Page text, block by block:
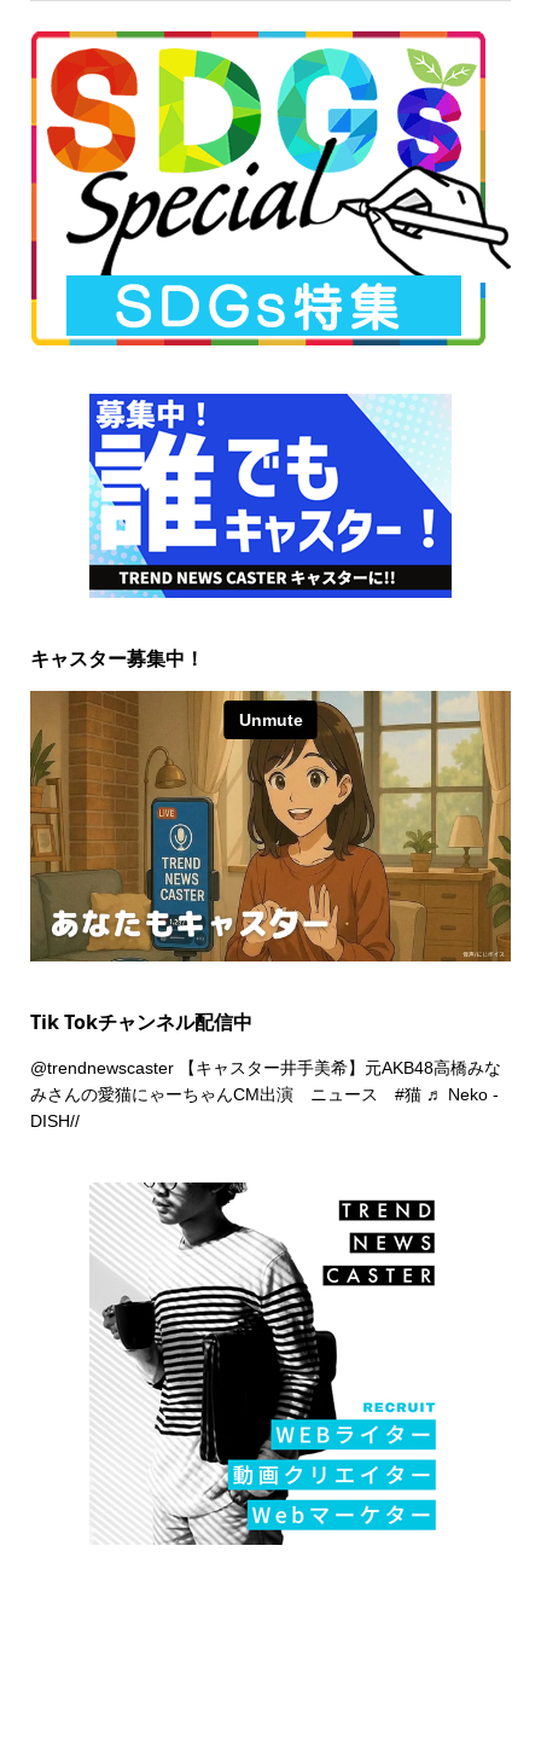
キャスター募集中！
Tik Tokチャンネル配信中
@trendnewscaster【キャスター井手美希】元AKB48高橋みな
みさんの愛猫にゃーちゃんCM出演 ニュース #猫 ♬ Neko -
DISH//